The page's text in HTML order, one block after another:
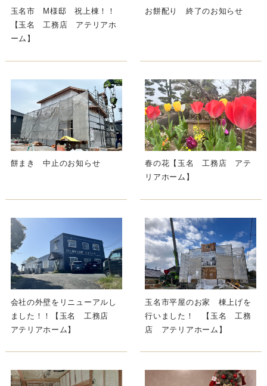
玉名市 M様邸 祝上棟！！
【玉名 工務店 アテリアホ
ーム】
お餅配り 終了のお知らせ
餅まき 中止のお知らせ
春の花【玉名 工務店 アテ
リアホーム】
会社の外壁をリニューアルし
ました！！【玉名 工務店
アテリアホーム】
玉名市平屋のお家 棟上げを
行いました！ 【玉名 工務
店 アテリアホーム】